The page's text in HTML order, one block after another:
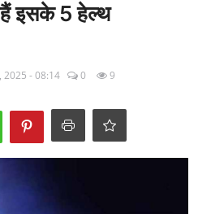
हैं इसके 5 हेल्थ
2025 - 08:14 0 9